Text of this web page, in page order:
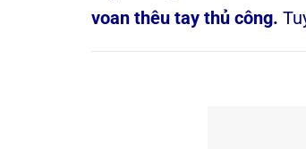
voan thêu tay thủ công.